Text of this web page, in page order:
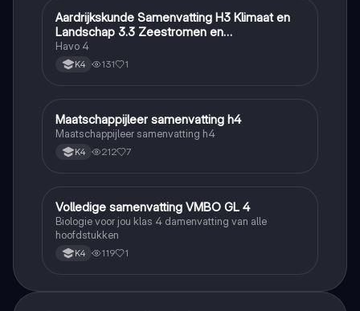
Aardrijkskunde
Aardrijkskunde Samenvatting H3 Klimaat en
Landschap 3.3 Zeestromen en
Klimaatgebieden • BuiteNLand
Havo 4
K4 131 1
Maatschappijleer
Maatschappijleer samenvatting h4
Maatschappijleer samenvatting h4
K4 212 7
Biologie
Volledige samenvatting VMBO GL 4
Biologie voor jou klas 4 damenvatting van alle
hoofdstukken
K4 119 1